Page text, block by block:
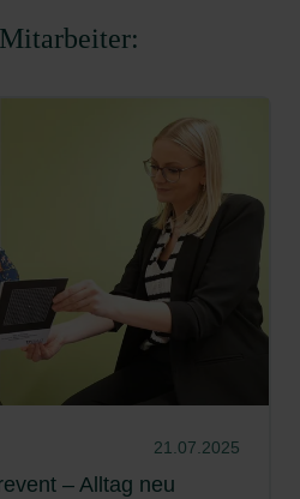
21.07.2025
– Alltag neu